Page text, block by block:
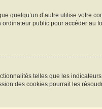
quelqu’un d’autre utilise votre
ordinateur public pour accéder au
telles que les
des cookies pourrait les